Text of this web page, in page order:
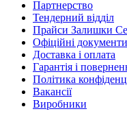
Партнерство
Тендерний відділ
Прайси Залишки
Офіційні документи
Доставка і оплата
Гарантія і
Політика
Вакансії
Виробники